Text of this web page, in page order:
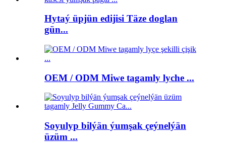
Hytaý üpjün edijisi Täze doglan
gün...
OEM / ODM Miwe tagamly lyche ...
Soyulyp bilýän ýumşak çeýnelýän
üzüm ...